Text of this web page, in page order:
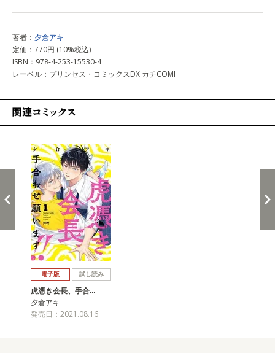
著者： 夕倉アキ
定価：770円 (10%税込)
ISBN：978-4-253-15530-4
レーベル：プリンセス・コミックスDX カチCOMI
電子版 試し読み
虎憑き会長、手合…
夕倉アキ
発売日：2021.08.16